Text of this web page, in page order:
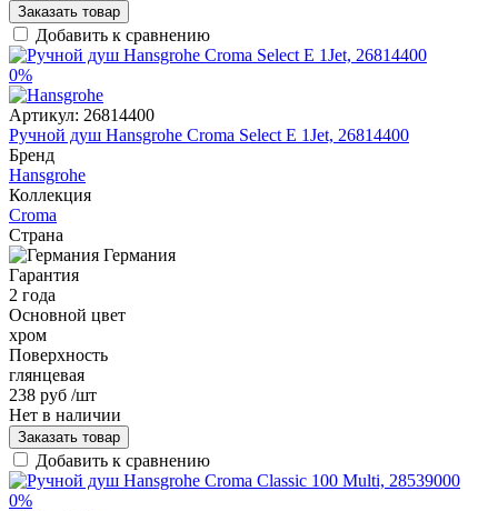
Заказать товар
Добавить к сравнению
0%
Артикул: 26814400
Ручной душ Hansgrohe Croma Select E 1Jet, 26814400
Бренд
Hansgrohe
Коллекция
Croma
Страна
Германия
Гарантия
2 года
Основной цвет
хром
Поверхность
глянцевая
238 руб /шт
Нет в наличии
Заказать товар
Добавить к сравнению
0%